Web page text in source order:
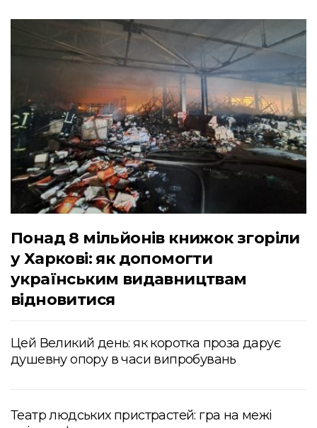
Понад 8 мільйонів книжок згоріли
у Харкові: як допомогти
українським видавництвам
відновитися
Цей Великий день: як коротка проза дарує
душевну опору в часи випробувань
Театр людських пристрастей: гра на межі